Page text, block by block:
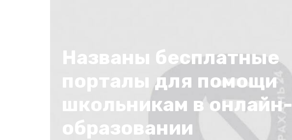
Названы бесплатные
порталы для помощи
школьникам в онлайн-
образовании